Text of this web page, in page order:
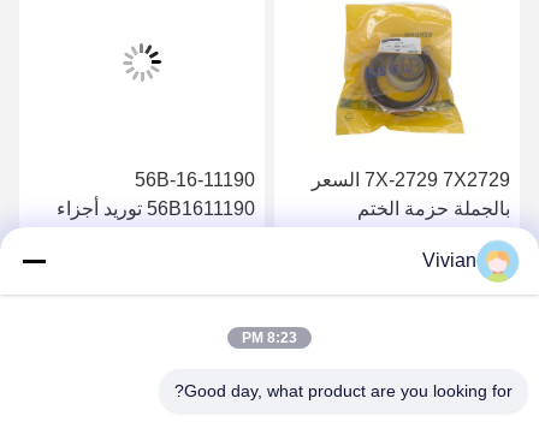
7X-2729 7X2729 السعر
بالجملة حزمة الختم
الهيدروليكية 826B
احصل على أفضل سعر
56B-16-11190
56B1611190 توريد أجزاء
HM350-2
Vivian
8:23 PM
Good day, what product are you looking for?